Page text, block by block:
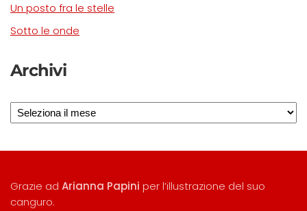
Un posto fra le stelle
Sotto le onde
Archivi
Archivi
Grazie ad Arianna Papini per l’illustrazione del suo
canguro.